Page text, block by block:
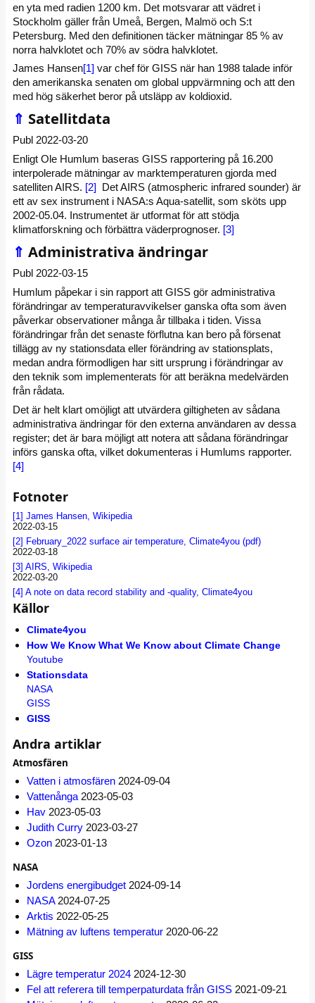
en yta med radien 1200 km. Det motsvarar att vädret i
Stockholm gäller från Umeå, Bergen, Malmö och S:t
Petersburg. Med den definitionen täcker mätningar 85 % av
norra halvklotet och 70% av södra halvklotet.
James Hansen[1] var chef för GISS när han 1988 talade inför
den amerikanska senaten om global uppvärmning och att den
med hög säkerhet beror på utsläpp av koldioxid.
⇑ Satellitdata
Publ 2022-03-20
Enligt Ole Humlum baseras GISS rapportering på 16.200
interpolerade mätningar av marktemperaturen gjorda med
satelliten AIRS. [2] Det AIRS (atmospheric infrared sounder) är
ett av sex instrument i NASA:s Aqua-satellit, som sköts upp
2002-05.04. Instrumentet är utformat för att stödja
klimatforskning och förbättra väderprognoser. [3]
⇑ Administrativa ändringar
Publ 2022-03-15
Humlum påpekar i sin rapport att GISS gör administrativa
förändringar av temperaturavvikelser ganska ofta som även
påverkar observationer många år tillbaka i tiden. Vissa
förändringar från det senaste förflutna kan bero på försenat
tillägg av ny stationsdata eller förändring av stationsplats,
medan andra förmodligen har sitt ursprung i förändringar av
den teknik som implementerats för att beräkna medelvärden
från rådata.
Det är helt klart omöjligt att utvärdera giltigheten av sådana
administrativa ändringar för den externa användaren av dessa
register; det är bara möjligt att notera att sådana förändringar
införs ganska ofta, vilket dokumenteras i Humlums rapporter.
[4]
Fotnoter
[1] James Hansen, Wikipedia
2022-03-15
[2] February_2022 surface air temperature, Climate4you (pdf)
2022-03-18
[3] AIRS, Wikipedia
2022-03-20
[4] A note on data record stability and -quality, Climate4you
Källor
Climate4you
How We Know What We Know about Climate Change
Youtube
Stationsdata
NASA
GISS
GISS
Andra artiklar
Atmosfären
Vatten i atmosfären 2024-09-04
Vattenånga 2023-05-03
Hav 2023-05-03
Judith Curry 2023-03-27
Ozon 2023-01-13
NASA
Jordens energibudget 2024-09-14
NASA 2024-07-25
Arktis 2022-05-25
Mätning av luftens temperatur 2020-06-22
GISS
Lägre temperatur 2024 2024-12-30
Fel att referera till temperpaturdata från GISS 2021-09-21